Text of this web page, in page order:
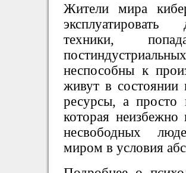
Жители мира
эксплуатировать
техники,
неспособны к
живут в
ресурсы, а просто
которая
несвободных
миром в условия